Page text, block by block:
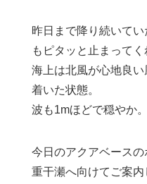
昨日まで降り続いて
もピタッと止まってく
海上は北風が心地良
着いた状態。
波も1mほどで穏やか。
今日のアクアベース
重干瀬へ向けてご案内